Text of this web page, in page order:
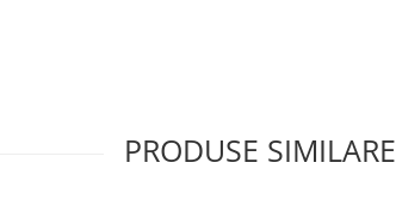
PRODUSE SIMILARE